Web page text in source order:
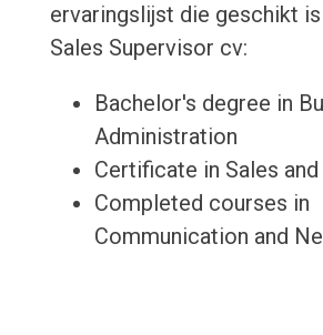
ervaringslijst die geschikt
Sales Supervisor cv:
Bachelor's degree in
Administration
Certificate in Sales
Completed courses in
Communication and